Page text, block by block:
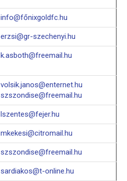
info@főnixgoldfc.hu
erzsi@gr-szechenyi.hu
k.asboth@freemail.hu
volsik.janos@enternet.hu
szszondise@freemail.hu
lszentes@fejer.hu
mkekesi@citromail.hu
szszondise@freemail.hu
sardiakos@t-online.hu